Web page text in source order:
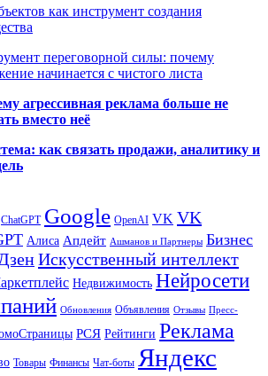
как инструмент создания
переговорной силы: почему
начинается с чистого листа
агрессивная реклама больше не
вместо неё
как связать продажи, аналитику и
ChatGPT Google OpenAI VK VK
Алиса Апдейт Ашманов и Партнеры Бизнес
ДзенИскусственный интеллект
Недвижимость Нейросети
Обновления Объявления Отзывы Пресс-
РСЯ Рейтинги Реклама
Товары Финансы Чат-боты Яндекс